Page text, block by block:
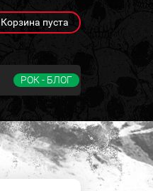
Корзина пуста
РОК - БЛОГ